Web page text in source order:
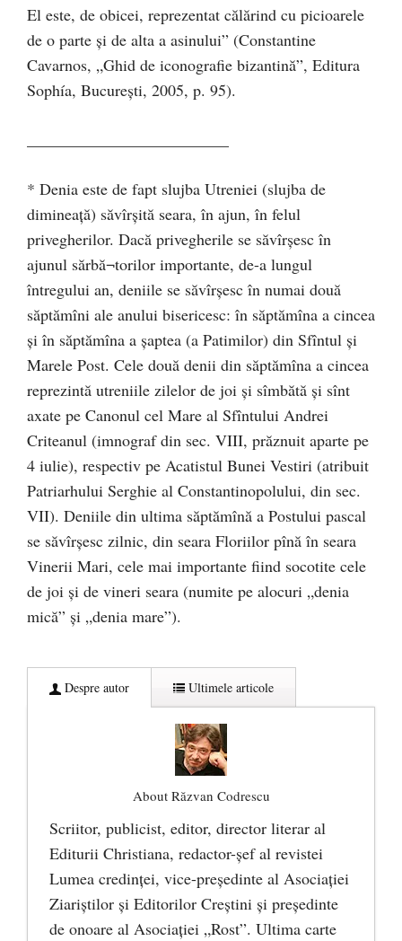
El este, de obicei, reprezentat călărind cu picioarele
de o parte şi de alta a asinului” (Constantine
Cavarnos, „Ghid de iconografie bizantină”, Editura
Sophía, Bucureşti, 2005, p. 95).
* Denia este de fapt slujba Utreniei (slujba de
dimineaţă) săvîrşită seara, în ajun, în felul
privegherilor. Dacă privegherile se săvîrşesc în
ajunul sărbă¬torilor importante, de-a lungul
întregului an, deniile se săvîrşesc în numai două
săptămîni ale anului bisericesc: în săptămîna a cincea
şi în săptămîna a şaptea (a Patimilor) din Sfîntul şi
Marele Post. Cele două denii din săptămîna a cincea
reprezintă utreniile zilelor de joi şi sîmbătă şi sînt
axate pe Canonul cel Mare al Sfîntului Andrei
Criteanul (imnograf din sec. VIII, prăznuit aparte pe
4 iulie), respectiv pe Acatistul Bunei Vestiri (atribuit
Patriarhului Serghie al Constantinopolului, din sec.
VII). Deniile din ultima săptămînă a Postului pascal
se săvîrşesc zilnic, din seara Floriilor pînă în seara
Vinerii Mari, cele mai importante fiind socotite cele
de joi şi de vineri seara (numite pe alocuri „denia
mică” şi „denia mare”).
Despre autor Ultimele articole
About Răzvan Codrescu
Scriitor, publicist, editor, director literar al
Editurii Christiana, redactor-şef al revistei
Lumea credinţei, vice-preşedinte al Asociaţiei
Ziariştilor şi Editorilor Creştini şi preşedinte
de onoare al Asociaţiei „Rost”. Ultima carte